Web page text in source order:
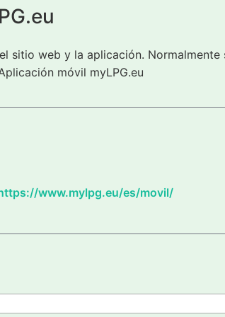
sitio web y la aplicación.
móvil myLPG.eu
www.mylpg.eu/es/movil/